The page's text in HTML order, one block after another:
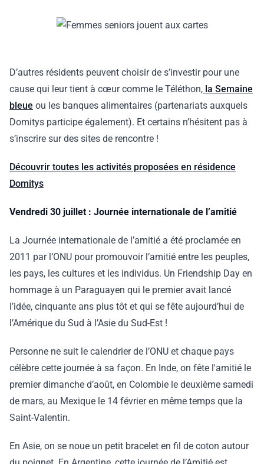
D’autres résidents peuvent choisir de s’investir pour une
cause qui leur tient à cœur comme le Téléthon, la Semaine
bleue ou les banques alimentaires (partenariats auxquels
Domitys participe également). Et certains n’hésitent pas à
s’inscrire sur des sites de rencontre !
Découvrir toutes les activités proposées en résidence
Domitys
Vendredi 30 juillet : Journée internationale de l’amitié
La Journée internationale de l’amitié a été proclamée en
2011 par l’ONU pour promouvoir l’amitié entre les peuples,
les pays, les cultures et les individus. Un Friendship Day en
hommage à un Paraguayen qui le premier avait lancé
l’idée, cinquante ans plus tôt et qui se fête aujourd’hui de
l’Amérique du Sud à l’Asie du Sud-Est !
Personne ne suit le calendrier de l’ONU et chaque pays
célèbre cette journée à sa façon. En Inde, on fête l'amitié le
premier dimanche d’août, en Colombie le deuxième samedi
de mars, au Mexique le 14 février en même temps que la
Saint-Valentin.
En Asie, on se noue un petit bracelet en fil de coton autour